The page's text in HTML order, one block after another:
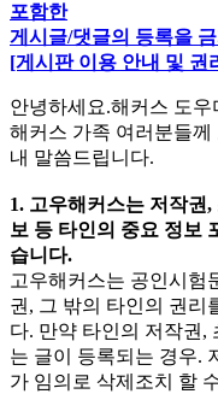
포함한
게시글/댓글의 등록을
[게시판 이용 안내 및 권
안녕하세요.해커스 도우
해커스 가족 여러분들
내 말씀드립니다.
1. 고우해커스는 저작권
보 등 타인의 중요 정보
습니다.
고우해커스는 공인시험
권, 그 밖의 타인의 권리
다. 만약 타인의 저작권,
는 글이 등록되는 경우.
가 임의로 삭제조치 할